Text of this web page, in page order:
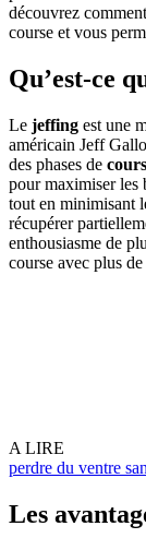
découvrez
course et vous
Qu’est-ce
Le jeffing est une
américain Jeff
des phases de
pour maximiser les
tout en minimisant
récupérer
enthousiasme de
course avec plus
A LIRE
perdre du ventre
Les